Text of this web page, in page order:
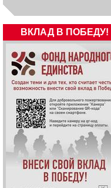
ВКЛАД В ПОБЕДУ!